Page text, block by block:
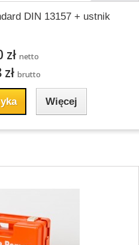
DIN 13157 + ustnik
zł netto
brutto
Więcej